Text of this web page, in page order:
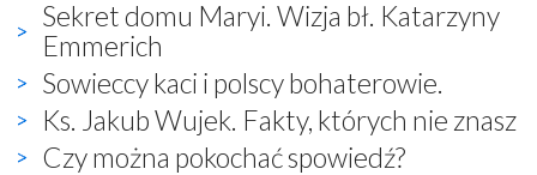
Sekret domu Maryi. Wizja bł. Katarzyny
Emmerich
Sowieccy kaci i polscy bohaterowie.
Ks. Jakub Wujek. Fakty, których nie znasz
Czy można pokochać spowiedź?